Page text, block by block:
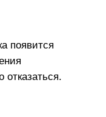
появится
отказаться.